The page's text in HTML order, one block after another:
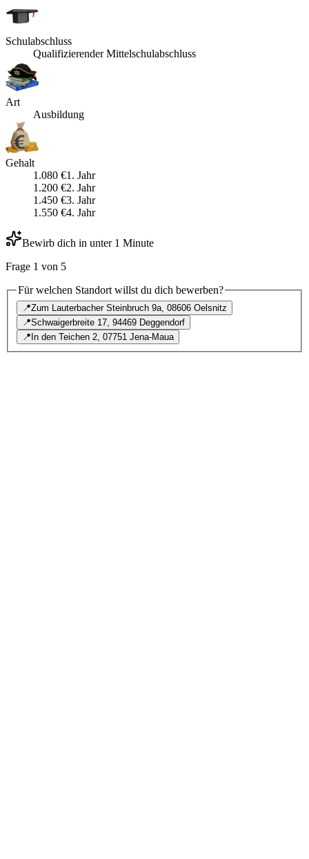
Schulabschluss
Qualifizierender Mittelschulabschluss
Art
Ausbildung
Gehalt
1.080 €1 . Jahr
1.200 €2. Jahr
1.450 €3. Jahr
1.550 €4. Jahr
Bewirb dich in unter 1 Minute
Frage 1 von 5
Für welchen Standort willst du dich bewerben?
📍Zum Lauterbacher Steinbruch 9a, 08606 Oelsnitz
📍Schwaigerbreite 17, 94469 Deggendorf
📍In den Teichen 2, 07751 Jena-Maua